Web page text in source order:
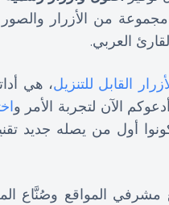
مجموعة من الأزرار
العربي.
القابل للتنزيل، هي
الآن لتجربة الأمر و
أول من يصله جديد
مشرفي المواقع وصُنَّاع